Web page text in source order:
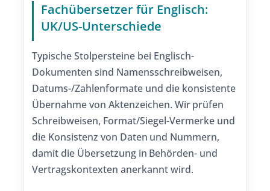
Fachübersetzer für Englisch:
UK/US-Unterschiede
Typische Stolpersteine bei Englisch-
Dokumenten sind Namensschreibweisen,
Datums-/Zahlenformate und die konsistente
Übernahme von Aktenzeichen. Wir prüfen
Schreibweisen, Format/Siegel-Vermerke und
die Konsistenz von Daten und Nummern,
damit die Übersetzung in Behörden- und
Vertragskontexten anerkannt wird.